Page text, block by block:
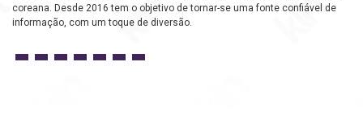
coreana. Desde 2016 tem o objetivo de tornar-se uma fonte confiável de
informação, com um toque de diversão.